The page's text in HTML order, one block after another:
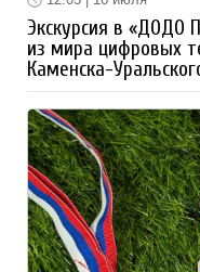
Экскурсия в «ДОДО
из мира цифровых
Каменска-